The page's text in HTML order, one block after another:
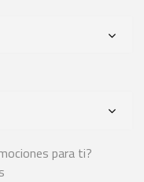
para ti?